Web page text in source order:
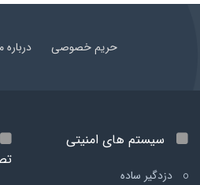
حریم خصوصی درباره
سیستم های امنیتی
دزدگیر ساده